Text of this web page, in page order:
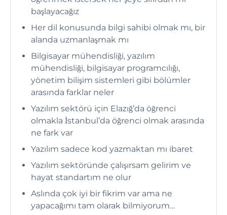
başlayacağız
Her dil konusunda bilgi sahibi olmak mı, bir
alanda uzmanlaşmak mı
Bilgisayar mühendisliği, yazılım
mühendisliği, bilgisayar programcılığı,
yönetim bilişim sistemleri gibi bölümler
arasında farklar neler
Yazılım sektörü için Elazığ’da öğrenci
olmakla İstanbul’da öğrenci olmak arasında
ne fark var
Yazılım sadece kod yazmaktan mı ibaret
Yazılım sektöründe çalışırsam gelirim ve
hayat standartım ne olur
Aslında çok iyi bir fikrim var ama ne
yapacağımı tam olarak bilmiyorum…